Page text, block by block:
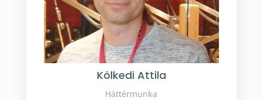
Kölkedi Attila
Háttérmunka